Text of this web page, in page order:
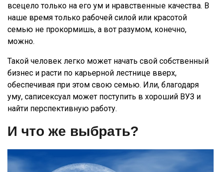
всецело только на его ум и нравственные качества. В
наше время только рабочей силой или красотой
семью не прокормишь, а вот разумом, конечно,
можно.
Такой человек легко может начать свой собственный
бизнес и расти по карьерной лестнице вверх,
обеспечивая при этом свою семью. Или, благодаря
уму, саписексуал может поступить в хороший ВУЗ и
найти перспективную работу.
И что же выбрать?